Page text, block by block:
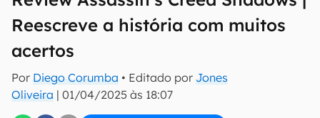
Reescreve a história com muitos
acertos
Por Diego Corumba • Editado por Jones
Oliveira | 01/04/2025 às 18:07
E-mail
inscreva-se